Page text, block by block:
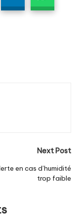
Next Post
en cas d’humidité
trop faible